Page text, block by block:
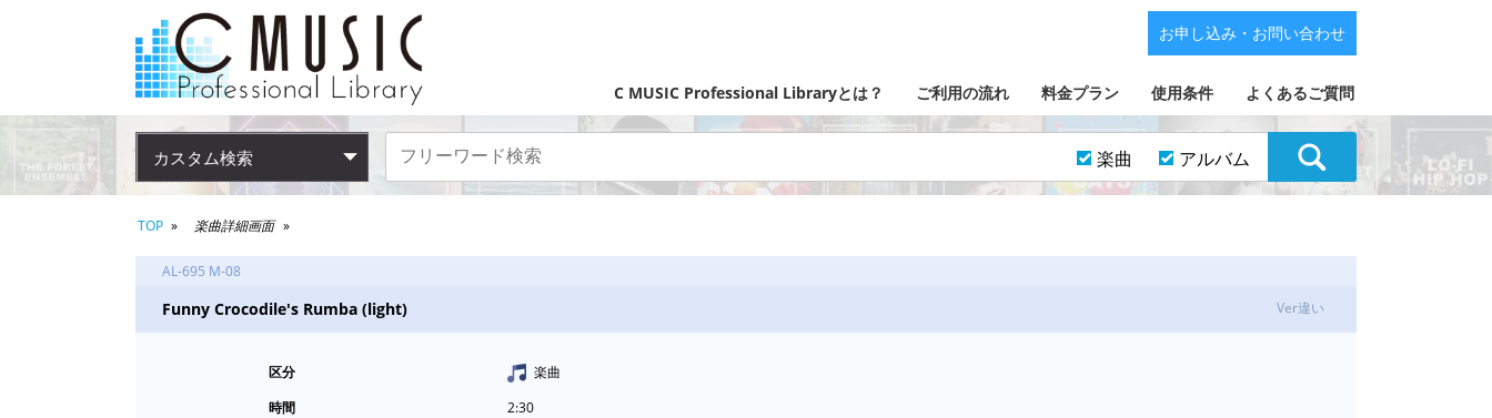
C MUSIC Professional Libraryとは？ ご利用の流れ 料金プラン 使用条件 よくあるご質問
お申し込み・お問い合わせ
カスタム検索 楽曲 アルバム
TOP 楽曲詳細画面
AL-695 M-08
Funny Crocodile's Rumba (light) Ver違い
区分
楽曲
時間
2:30